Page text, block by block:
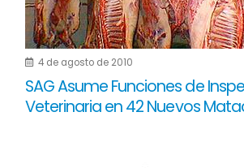
4 de agosto de 2010
SAG Asume Funciones de
Veterinaria en 42 Nuevos